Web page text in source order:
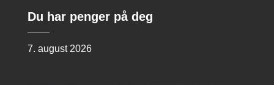
Du har penger på deg
7. august 2026